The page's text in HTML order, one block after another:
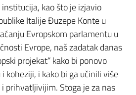
kao što je izjavio
Italije Đuzepe Konte u
Evropskom parlamentu u
Evrope, naš zadatak danas
projekat“ kako bi ponovo
koheziji, i kako bi ga učinili više
prihvatljivijim. Stoga je za nas